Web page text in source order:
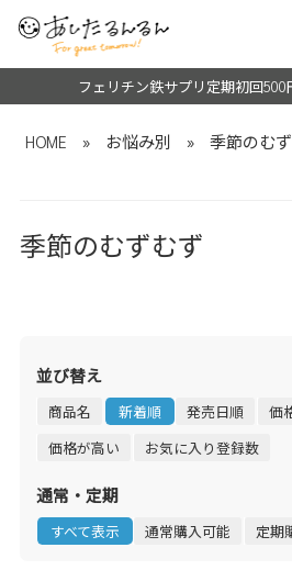
フェリチン鉄サプリ定期初回500
HOME » お悩み別 » 季節のむ
季節のむずむず
並び替え
商品名 新着順 発売日順
価
価格が高い
お気に入り登録数
通常・定期
すべて表示 通常購入可能 定期